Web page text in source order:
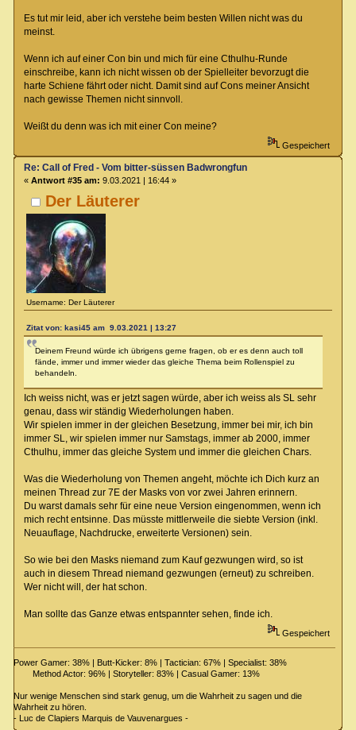
Es tut mir leid, aber ich verstehe beim besten Willen nicht was du
meinst.
Wenn ich auf einer Con bin und mich für eine Cthulhu-Runde
einschreibe, kann ich nicht wissen ob der Spielleiter bevorzugt die
harte Schiene fährt oder nicht. Damit sind auf Cons meiner Ansicht
nach gewisse Themen nicht sinnvoll.
Weißt du denn was ich mit einer Con meine?
Gespeichert
Der Läuterer
Username: Der Läuterer
Re: Call of Fred - Vom bitter-süssen Badwrongfun
« Antwort #35 am: 9.03.2021 | 16:44 »
Zitat von: kasi45 am 9.03.2021 | 13:27
Deinem Freund würde ich übrigens gerne fragen, ob er es denn auch toll
fände, immer und immer wieder das gleiche Thema beim Rollenspiel zu
behandeln.
Ich weiss nicht, was er jetzt sagen würde, aber ich weiss als SL sehr
genau, dass wir ständig Wiederholungen haben.
Wir spielen immer in der gleichen Besetzung, immer bei mir, ich bin
immer SL, wir spielen immer nur Samstags, immer ab 2000, immer
Cthulhu, immer das gleiche System und immer die gleichen Chars.
Was die Wiederholung von Themen angeht, möchte ich Dich kurz an
meinen Thread zur 7E der Masks von vor zwei Jahren erinnern.
Du warst damals sehr für eine neue Version eingenommen, wenn ich
mich recht entsinne. Das müsste mittlerweile die siebte Version (inkl.
Neuauflage, Nachdrucke, erweiterte Versionen) sein.
So wie bei den Masks niemand zum Kauf gezwungen wird, so ist
auch in diesem Thread niemand gezwungen (erneut) zu schreiben.
Wer nicht will, der hat schon.
Man sollte das Ganze etwas entspannter sehen, finde ich.
Gespeichert
Power Gamer: 38% | Butt-Kicker: 8% | Tactician: 67% | Specialist: 38%
Method Actor: 96% | Storyteller: 83% | Casual Gamer: 13%
Nur wenige Menschen sind stark genug, um die Wahrheit zu sagen und die
Wahrheit zu hören.
- Luc de Clapiers Marquis de Vauvenargues -